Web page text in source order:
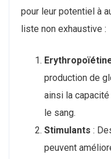
pour leur potentiel à
liste non exhaustive :
production de
ainsi la
le sang.
Stimulants :
peuvent